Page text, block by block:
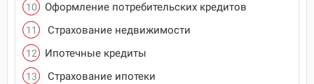
Оформление потребительских кредитов
Страхование недвижимости
Ипотечные кредиты
Страхование ипотеки